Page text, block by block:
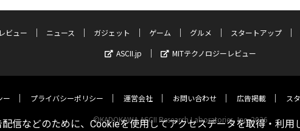
レビュー ニュース ガジェット ゲーム グルメ スタートアップ
ASCII.jp
MITテクノロジーレビュー
ー プライバシーポリシー 運営会社 お問い合わせ 広告掲載 ス
©KADOKAWA ASCII Research Laboratories, Inc. 2026
信などのために、Cookieを使用してアクセスデータを取得・利用